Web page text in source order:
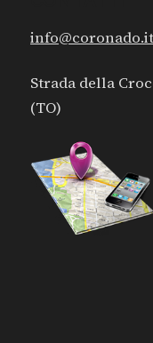
info@coronado.it
Strada della
(TO)